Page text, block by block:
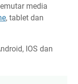
media
, tablet dan
IOS dan